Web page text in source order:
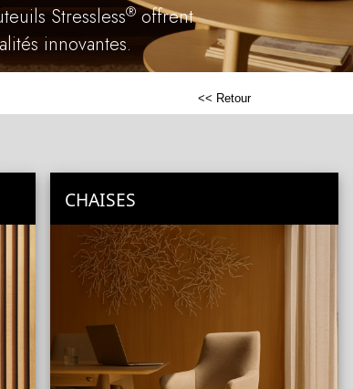
Stressless®offrent
innovantes.
<< Retour
CHAISES